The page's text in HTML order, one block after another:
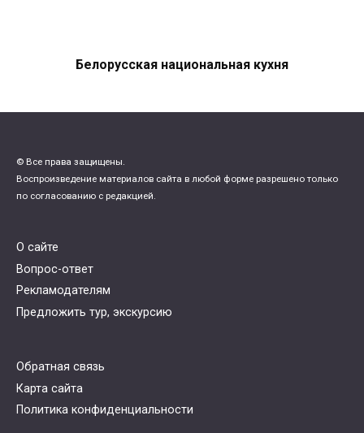
Белорусская национальная кухня
© Все права защищены.
Воспроизведение материалов сайта в любой форме разрешено только
по согласованию с редакцией.
О сайте
Вопрос-ответ
Рекламодателям
Предложить тур, экскурсию
Обратная связь
Карта сайта
Политика конфиденциальности